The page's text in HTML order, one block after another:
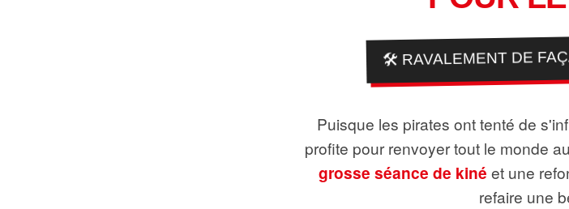
🛠️ RAVALEMENT DE
Puisque les pirates ont tenté de
profite pour renvoyer tout le monde
grosse séance de kiné et une
refaire une